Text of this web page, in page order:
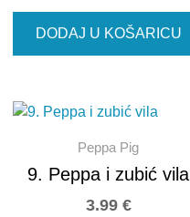
DODAJ U KOŠARICU
Peppa Pig
9. Peppa i zubić vila
3.99 €